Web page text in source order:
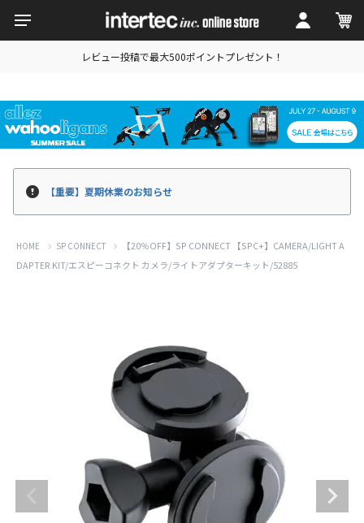
レビュー投稿で最大500ポイントプレゼント！
【重要】夏期休業のお知らせ
HOME SP CONNECT
【20％OFF】SP CONNECT 【SPC+】CAMERA/LIGHT A
DAPTER KIT/エスピーコネクト カメラ/ライトアダプターキット/52885